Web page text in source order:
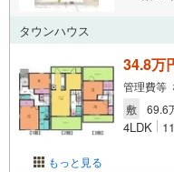
タウンハウス
もっと見る
34.8万
管理費等
敷
69.6
4LDK